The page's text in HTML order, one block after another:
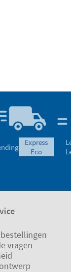
express
eco
vragen